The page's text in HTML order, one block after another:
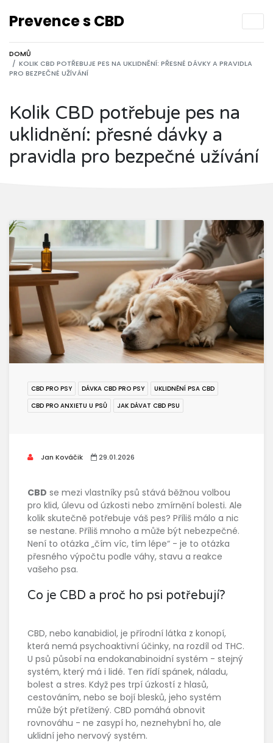
Prevence s CBD
DOMŮ
KOLIK CBD POTŘEBUJE PES NA UKLIDNĚNÍ: PŘESNÉ DÁVKY A PRAVIDLA
PRO BEZPEČNÉ UŽÍVÁNÍ
Kolik CBD potřebuje pes na
uklidnění: přesné dávky a
pravidla pro bezpečné užívání
CBD PRO PSY DÁVKA CBD PRO PSY
UKLIDNĚNÍ PSA CBD
CBD PRO ANXIETU U PSŮ
JAK DÁVAT CBD PSU
Jan Kováčik 29.01.2026
CBD se mezi vlastníky psů stává běžnou volbou
pro klid, úlevu od úzkosti nebo zmírnění bolesti. Ale
kolik skutečně potřebuje váš pes? Příliš málo a nic
se nestane. Příliš mnoho a může být nebezpečné.
Není to otázka „čím víc, tím lépe“ - je to otázka
přesného výpočtu podle váhy, stavu a reakce
vašeho psa.
Co je CBD a proč ho psi potřebují?
CBD, nebo kanabidiol, je přírodní látka z konopí,
která nemá psychoaktivní účinky, na rozdíl od THC.
U psů působí na endokanabinoidní systém - stejný
systém, který má i lidé. Ten řídí spánek, náladu,
bolest a stres. Když pes trpí úzkostí z hlasů,
cestováním, nebo se bojí blesků, jeho systém
může být přetížený. CBD pomáhá obnovit
rovnováhu - ne zasypí ho, neznehybní ho, ale
uklidní jeho nervový systém.